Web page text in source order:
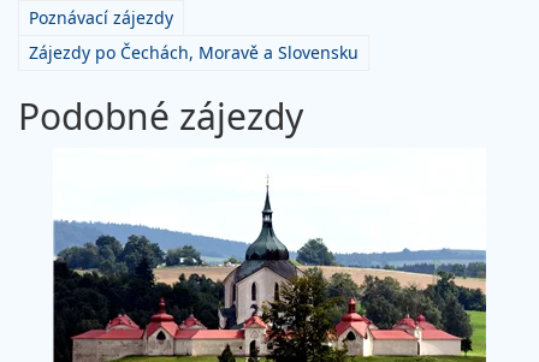
Poznávací zájezdy
Zájezdy po Čechách, Moravě a Slovensku
Podobné zájezdy